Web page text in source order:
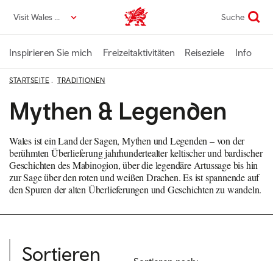
zumVisit Wales DE VisitWales home Suche
Inspirieren Sie mich Freizeitaktivitäten Reiseziele Info
STARTSEITE TRADITIONEN
Mythen & Legenden
Wales ist ein Land der Sagen, Mythen und Legenden – von der
berühmten Überlieferung jahrhundertealter keltischer und bardischer
Geschichten des Mabinogion, über die legendäre Artussage bis hin
zur Sage über den roten und weißen Drachen. Es ist spannende auf
den Spuren der alten Überlieferungen und Geschichten zu wandeln.
Sortieren